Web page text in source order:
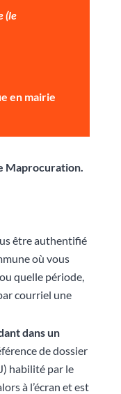
(le
en mairie
Maprocuration.
être authentifié
où vous
quelle période,
courriel une
dans un
de dossier
habilité par le
à l’écran et est